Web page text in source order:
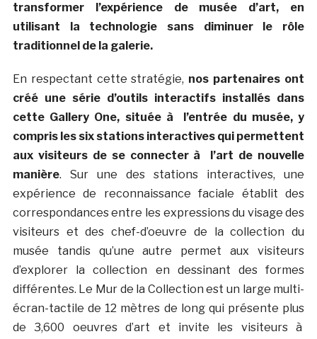
transformer l’expérience de musée d’art, en
utilisant la technologie sans diminuer le rôle
traditionnel de la galerie.
En respectant cette stratégie, nos partenaires ont
créé une série d’outils interactifs installés dans
cette Gallery One, située à l’entrée du musée, y
compris les six stations interactives qui permettent
aux visiteurs de se connecter à l’art de nouvelle
manière. Sur une des stations interactives, une
expérience de reconnaissance faciale établit des
correspondances entre les expressions du visage des
visiteurs et des chef-d’oeuvre de la collection du
musée tandis qu’une autre permet aux visiteurs
d’explorer la collection en dessinant des formes
différentes. Le Mur de la Collection est un large multi-
écran-tactile de 12 mètres de long qui présente plus
de 3,600 oeuvres d’art et invite les visiteurs à